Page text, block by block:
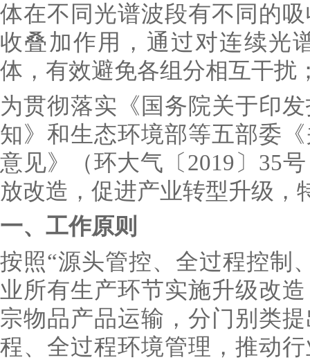
体在不同光谱波段有不同的
收叠加作用，通过对连续光
体，有效避免各组分相互干扰
为贯彻落实《国务院关于印
知》和生态环境部等五部委
意见》（环大气〔2019〕35
放改造，促进产业转型升级，
一、工作原则
按照“源头管控、全过程控制
业所有生产环节实施升级改
宗物品产品运输，分门别类
程、全过程环境管理，推动